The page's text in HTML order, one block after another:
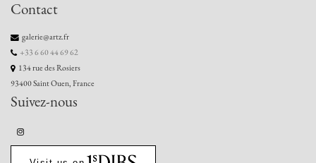
Contact
galerie@artz.fr
+33 6 60 44 69 62
134 rue des Rosiers
93400 Saint Ouen, France
Suivez-nous